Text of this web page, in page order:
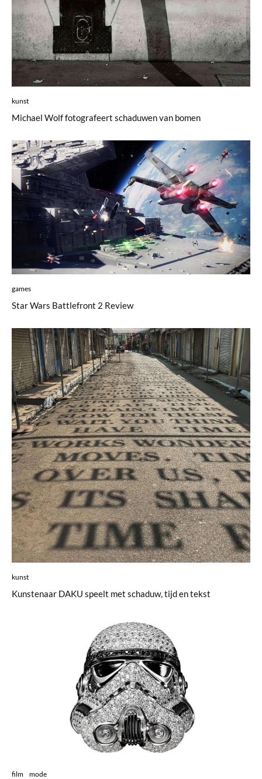
kunst
Michael Wolf fotografeert schaduwen van bomen
games
Star Wars Battlefront 2 Review
kunst
Kunstenaar DAKU speelt met schaduw, tijd en tekst
film mode